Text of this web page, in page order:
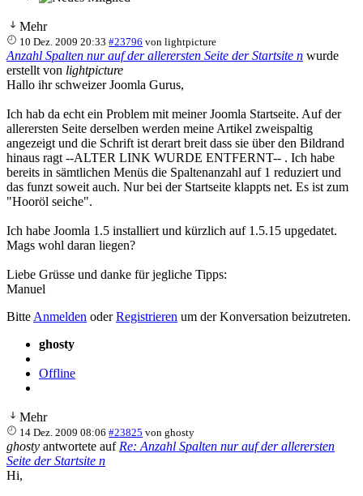
Mehr
10 Dez. 2009 20:33 #23796 vonlightpicture
Anzahl Spalten nur auf der allerersten Seite der Startsite n wurde
erstellt von lightpicture
Hallo ihr schweizer Joomla Gurus,
Ich hab da echt ein Problem mit meiner Joomla Startseite. Auf der
allerersten Seite derselben werden meine Artikel zweispaltig
angezeigt und die Schrift ist derart breit dass sie über den Bildrand
hinaus ragt --ALTER LINK WURDE ENTFERNT-- . Ich habe
bereits in sämtlichen Menüs die Spaltenanzahl auf 1 reduziert und
das funzt soweit auch. Nur bei der Startseite klappts net. Es ist zum
"Hooröl seiche".
Ich habe Joomla 1.5 installiert und kürzlich auf 1.5.15 upgedatet.
Mags wohl daran liegen?
Liebe Grüsse und danke für jegliche Tipps:
Manuel
Bitte Anmelden oderRegistrieren um der Konversation beizutreten.
ghosty
Offline
Mehr
14 Dez. 2009 08:06 #23825 vonghosty
ghosty antwortete auf Re: Anzahl Spalten nur auf der allerersten
Seite der Startsite n
Hi,